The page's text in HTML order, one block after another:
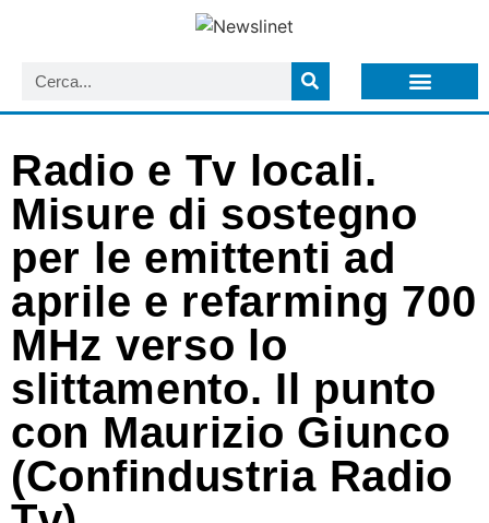
Radio e Tv locali.
Misure di sostegno
per le emittenti ad
aprile e refarming 700
MHz verso lo
slittamento. Il punto
con Maurizio Giunco
(Confindustria Radio